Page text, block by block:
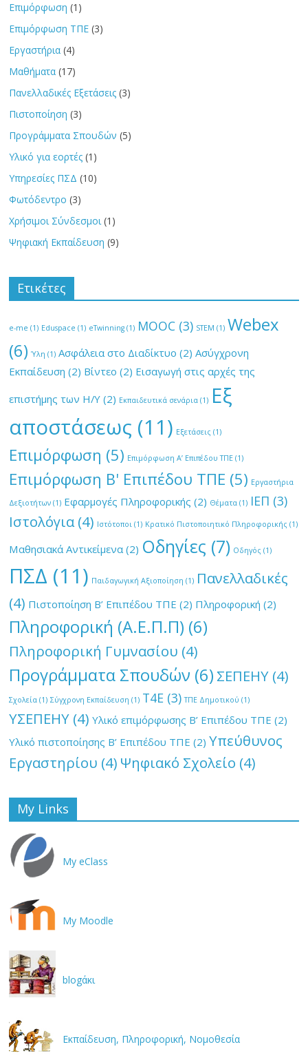
Επιμόρφωση (1)
Επιμόρφωση ΤΠΕ (3)
Εργαστήρια (4)
Μαθήματα (17)
Πανελλαδικές Εξετάσεις (3)
Πιστοποίηση (3)
Προγράμματα Σπουδών (5)
Υλικό για εορτές (1)
Υπηρεσίες ΠΣΔ (10)
Φωτόδεντρο (3)
Χρήσιμοι Σύνδεσμοι(1)
Ψηφιακή Εκπαίδευση (9)
Ετικέτες
e-me (1) Eduspace (1) eTwinning (1) MOOC (3) STEM (1) Webex
(6) Ύλη (1) Ασφάλεια στο Διαδίκτυο (2) Ασύγχρονη
Εκπαίδευση (2) Βίντεο (2) Εισαγωγή στις αρχές της
επιστήμης των Η/Υ (2) Εκπαιδευτικά σενάρια (1) Εξ
αποστάσεως (11) Εξετάσεις (1)
Επιμόρφωση (5) Επιμόρφωση Α’ Επιπέδου ΤΠΕ (1)
Επιμόρφωση Β' Επιπέδου ΤΠΕ (5) Εργαστήρια
Δεξιοτήτων (1) Εφαρμογές Πληροφορικής (2) Θέματα (1) ΙΕΠ (3)
Ιστολόγια(4) Ιστότοποι (1) Κρατικό Πιστοποιητικό Πληροφορικής (1)
Μαθησιακά Αντικείμενα (2) Οδηγίες (7) Οδηγός (1)
ΠΣΔ (11) Παιδαγωγική Αξιοποίηση (1) Πανελλαδικές
(4) Πιστοποίηση Β’ Επιπέδου ΤΠΕ (2) Πληροφορική (2)
Πληροφορική (Α.Ε.Π.Π) (6)
Πληροφορική Γυμνασίου (4)
Προγράμματα Σπουδών (6) ΣΕΠΕΗΥ (4)
Σχολεία (1) Σύγχρονη Εκπαίδευση (1) Τ4Ε (3) ΤΠΕ Δημοτικού (1)
ΥΣΕΠΕΗΥ (4) Υλικό επιμόρφωσης Β’ Επιπέδου ΤΠΕ (2)
Υλικό πιστοποίησης Β’ Επιπέδου ΤΠΕ (2) Υπεύθυνος
Εργαστηρίου (4) Ψηφιακό Σχολείο (4)
My Links
My eClass
My Moodle
blogάκι
Εκπαίδευση, Πληροφορική, Νομοθεσία